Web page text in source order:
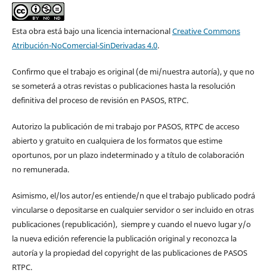
Esta obra está bajo una licencia internacionalCreative Commons
Atribución-NoComercial-SinDerivadas 4.0.
Confirmo que el trabajo es original (de mi/nuestra autoría), y que no
se someterá a otras revistas o publicaciones hasta la resolución
definitiva del proceso de revisión en PASOS, RTPC.
Autorizo la publicación de mi trabajo por PASOS, RTPC de acceso
abierto y gratuito en cualquiera de los formatos que estime
oportunos, por un plazo indeterminado y a título de colaboración
no remunerada.
Asimismo, el/los autor/es entiende/n que el trabajo publicado podrá
vincularse o depositarse en cualquier servidor o ser incluido en otras
publicaciones (republicación), siempre y cuando el nuevo lugar y/o
la nueva edición referencie la publicación original y reconozca la
autoría y la propiedad del copyright de las publicaciones de PASOS
RTPC.